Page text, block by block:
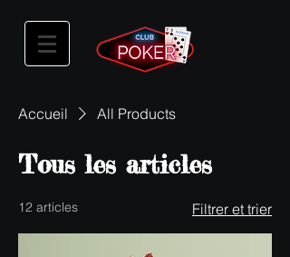
Accueil All Products
Tous les articles
12 articles Filtrer et trier